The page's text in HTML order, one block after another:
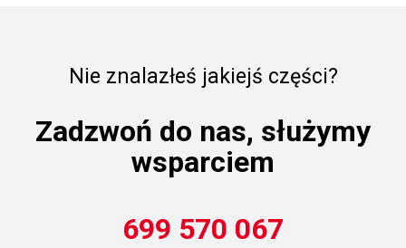
Nie znalazłeś jakiejś części?
Zadzwoń do nas, służymy
wsparciem
699 570 067